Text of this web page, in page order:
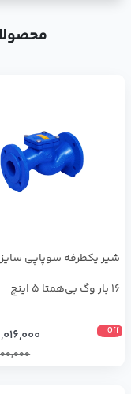
16 بار وگ بی‌همتا 5 اینچ
Off